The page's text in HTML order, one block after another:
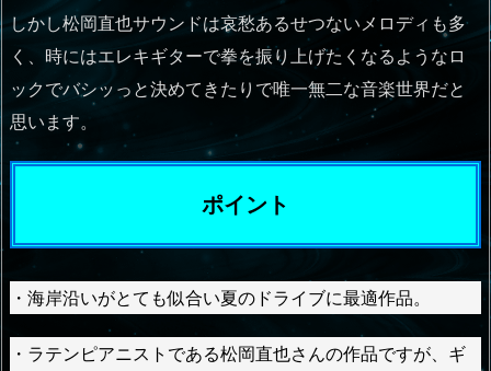
しかし松岡直也サウンドは哀愁あるせつないメロディも多
く、時にはエレキギターで拳を振り上げたくなるようなロ
ックでバシッっと決めてきたりで唯一無二な音楽世界だと
思います。
ポイント
・海岸沿いがとても似合い夏のドライブに最適作品。
・ラテンピアニストである松岡直也さんの作品ですが、ギ